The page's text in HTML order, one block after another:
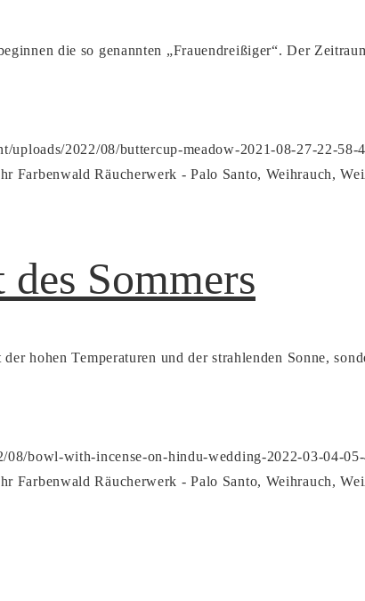
die so genannten „Frauendreißiger“. Der
uploads/2022/08/buttercup-meadow-2021-08-27-22-58-
Farbenwald Räucherwerk - Palo Santo, Weihrauch,
Sommers
hohen Temperaturen und der strahlenden Sonne,
08/bowl-with-incense-on-hindu-wedding-2022-03-04-
Farbenwald Räucherwerk - Palo Santo, Weihrauch,